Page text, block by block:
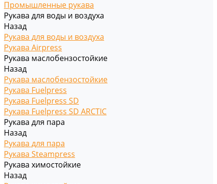
Промышленные рукава
Рукава для воды и воздуха
Назад
Рукава для воды и воздуха
Рукава Airpress
Рукава маслобензостойкие
Назад
Рукава маслобензостойкие
Рукава Fuelpress
Рукава Fuelpress SD
Рукава Fuelpress SD ARCTIC
Рукава для пара
Назад
Рукава для пара
Рукава Steampress
Рукава химостойкие
Назад